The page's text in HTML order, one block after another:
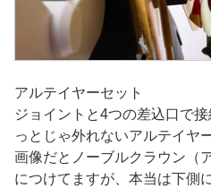
アルテイヤーセット
ジョイントと4つの差込口で
っとじゃ外れないアルテイヤー
画像だとノーブルクラウン（
につけてますが、本当は下側